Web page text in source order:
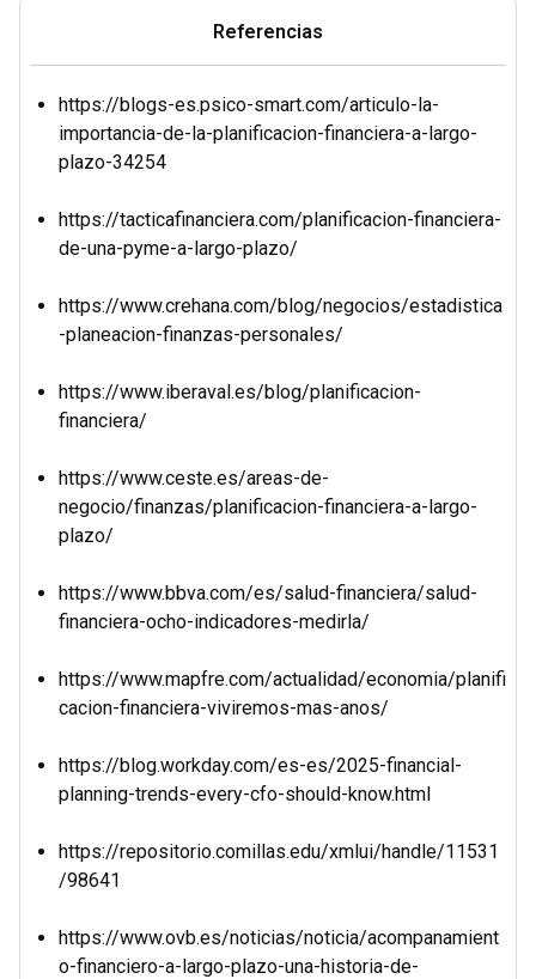
Referencias
https://blogs-es.psico-smart.com/articulo-la-
importancia-de-la-planificacion-financiera-a-largo-
plazo-34254
https://tacticafinanciera.com/planificacion-financiera-
de-una-pyme-a-largo-plazo/
https://www.crehana.com/blog/negocios/estadistica
-planeacion-finanzas-personales/
https://www.iberaval.es/blog/planificacion-
financiera/
https://www.ceste.es/areas-de-
negocio/finanzas/planificacion-financiera-a-largo-
plazo/
https://www.bbva.com/es/salud-financiera/salud-
financiera-ocho-indicadores-medirla/
https://www.mapfre.com/actualidad/economia/planifi
cacion-financiera-viviremos-mas-anos/
https://blog.workday.com/es-es/2025-financial-
planning-trends-every-cfo-should-know.html
https://repositorio.comillas.edu/xmlui/handle/11531
/98641
https://www.ovb.es/noticias/noticia/acompanamient
o-financiero-a-largo-plazo-una-historia-de-